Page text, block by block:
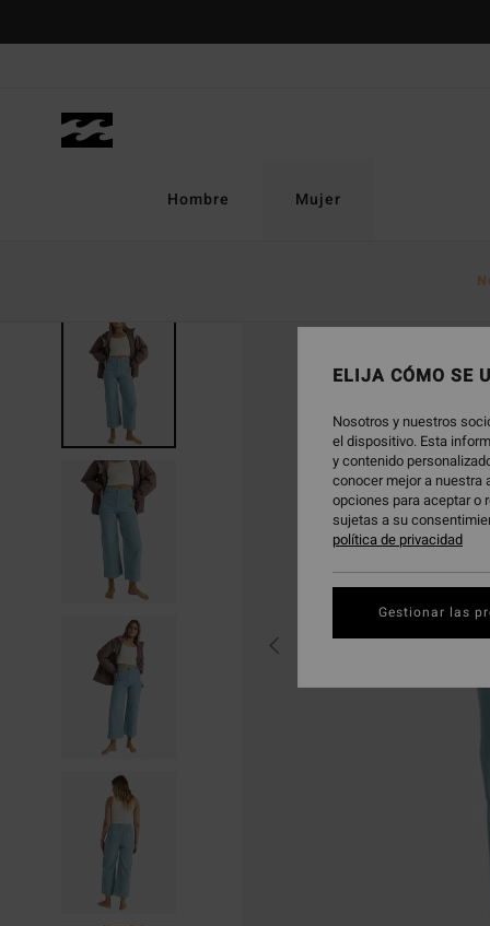
producto
Hombre Mujer
ELIJA CÓMO SE
Nosotros y nuestros
el dispositivo. Esta
y contenido
conocer mejor a nuestra
opciones para aceptar o
sujetas a su
política de privacidad
Gestionar las